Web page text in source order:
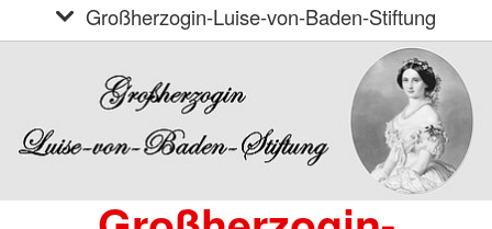
Großherzogin-Luise-von-Baden-Stiftung